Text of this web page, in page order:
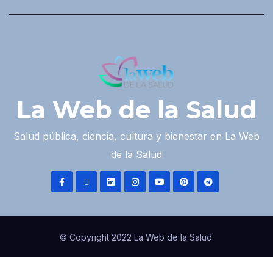
La Web de la Salud
Salud pública, ciencia, cultura y bienestar en La Web
de la Salud
© Copyright 2022 La Web de la Salud.